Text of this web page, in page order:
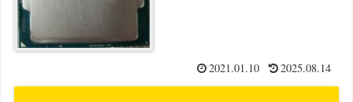
2021.01.10 2025.08.14